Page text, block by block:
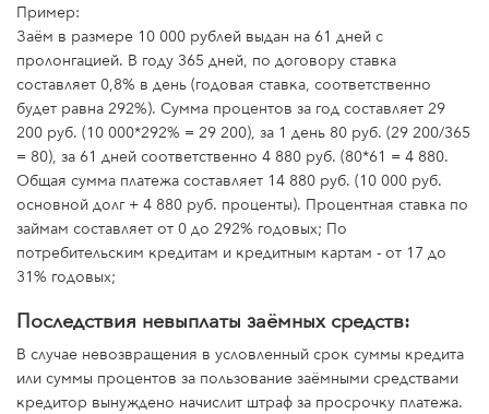
Пример:
Заём в размере 10 000 рублей выдан на 61 дней с
пролонгацией. В году 365 дней, по договору ставка
составляет 0,8% в день (годовая ставка, соответственно
будет равна 292%). Сумма процентов за год составляет 29
200 руб. (10 000*292% = 29 200), за 1 день 80 руб. (29 200/365
= 80), за 61 дней соответственно 4 880 руб. (80*61 = 4 880.
Общая сумма платежа составляет 14 880 руб. (10 000 руб.
основной долг + 4 880 руб. проценты). Процентная ставка по
займам составляет от 0 до 292% годовых; По
потребительским кредитам и кредитным картам - от 17 до
31% годовых;
Последствия невыплаты заёмных средств:
В случае невозвращения в условленный срок суммы кредита
или суммы процентов за пользование заёмными средствами
кредитор вынуждено начислит штраф за просрочку платежа.